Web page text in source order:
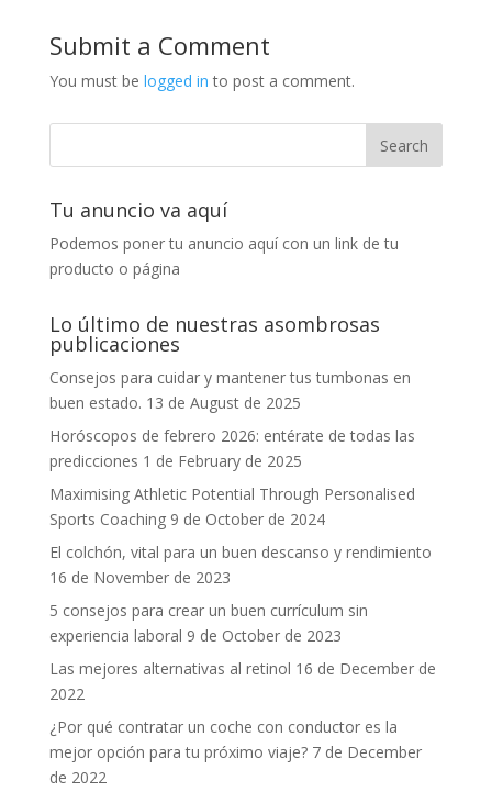
Submit a Comment
You must be logged in to post a comment.
Tu anuncio va aquí
Podemos poner tu anuncio aquí con un link de tu
producto o página
Lo último de nuestras asombrosas
publicaciones
Consejos para cuidar y mantener tus tumbonas en
buen estado. 13 de August de 2025
Horóscopos de febrero 2026: entérate de todas las
predicciones 1 de February de 2025
Maximising Athletic Potential Through Personalised
Sports Coaching 9 de October de 2024
El colchón, vital para un buen descanso y rendimiento
16 de November de 2023
5 consejos para crear un buen currículum sin
experiencia laboral 9 de October de 2023
Las mejores alternativas al retinol 16 de December de
2022
¿Por qué contratar un coche con conductor es la
mejor opción para tu próximo viaje? 7 de December
de 2022